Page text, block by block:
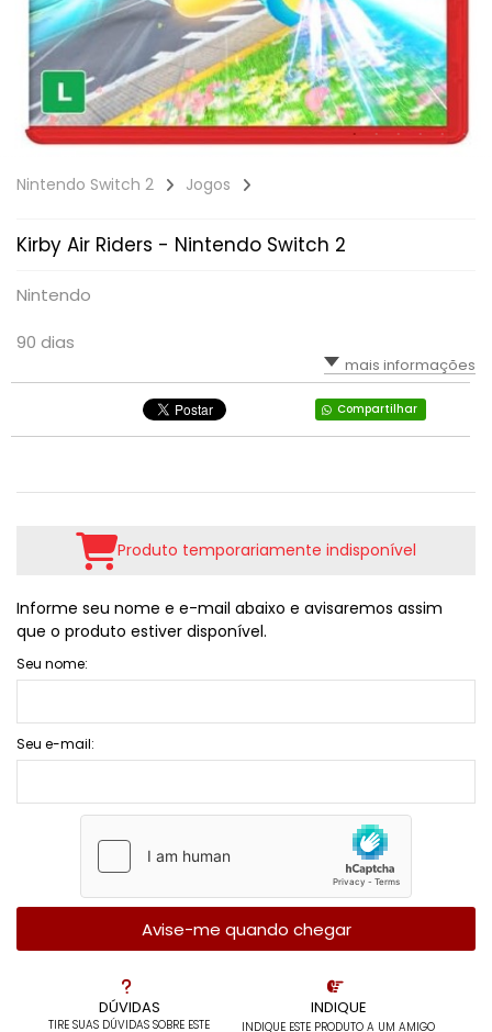
TIRO: 1ª PESSOA: FPS
TIRO: 3ª PESSOA
VR - REALIDADE VIRTUAL
LUTA
PLATAFORMA
RPG
TIRO; 1ª PESSOA
VOLANTE
RPG
SIMULADOR
TIRO: 1ª PESSOA: FPS
TIRO: 3ª PESSOA
Nintendo Switch 2 Jogos
Kirby Air Riders - Nintendo Switch 2
Nintendo
90 dias
mais informações
Compartilhar
DÚVIDAS
TIRE SUAS DÚVIDAS SOBRE ESTE
INDIQUE
INDIQUE ESTE PRODUTO A UM AMIGO
Produto temporariamente indisponível
Informe seu nome e e-mail abaixo e avisaremos assim
que o produto estiver disponível.
Seu nome:
Seu e-mail:
Avise-me quando chegar